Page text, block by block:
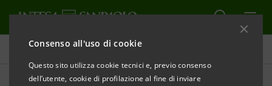
Consenso all'uso di cookie
Questo sito utilizza cookie tecnici e, previo consenso
dell’utente, cookie di profilazione al fine di inviare
Tutte le news